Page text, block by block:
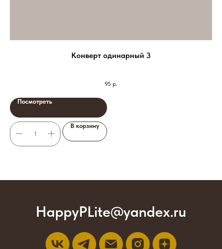
Конверт одинарный 3
95 р.
Посмотреть
В корзину
HappyPLite@yandex.ru